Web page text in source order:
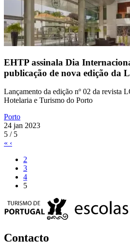
EHTP assinala Dia
publicação de nova edição da
Lançamento da edição nº 02 da revista
Hotelaria e Turismo do Porto
Porto
24 jan 2023
5 / 5
« ‹
2
3
4
5
Contacto